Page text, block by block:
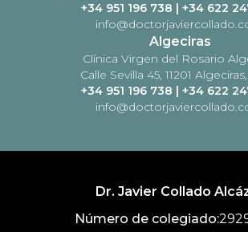
+34 951 196 738 | +34 622
Algeciras
Clínica Virgen del Rosario
Calle Sevilla 45, 11201
+34 951 196 738 | +34 622
Dr. Javier Collado
Número de colegiado: